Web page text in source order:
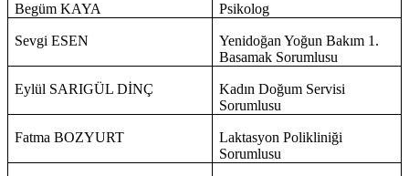
Begüm KAYA Psikolog
Sevgi ESEN
Yenidoğan Yoğun Bakım 1.
Basamak Sorumlusu
Eylül SARIGÜL DİNÇ
Kadın Doğum Servisi
Sorumlusu
Fatma BOZYURT
Laktasyon Polikliniği
Sorumlusu